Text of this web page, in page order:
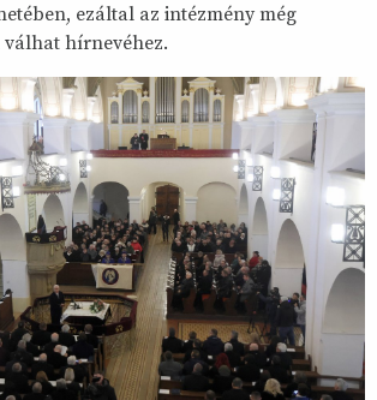
ezáltal az intézmény még
hírnevéhez.